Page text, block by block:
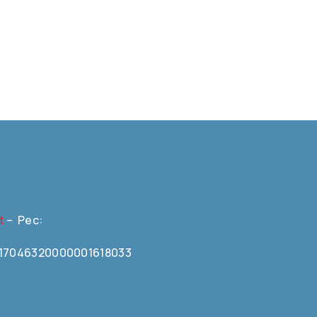
– Pec: